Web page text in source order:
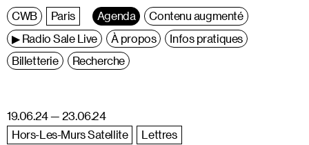
Centre
Wallonie
Bruxelles
Paris Agenda
Contenu augmenté
▶ Radio Sale Live
À propos
Infos pratiques
Billetterie
Recherche
19.06.24 — 23.06.24
Hors-Les-Murs Satellite
Lettres